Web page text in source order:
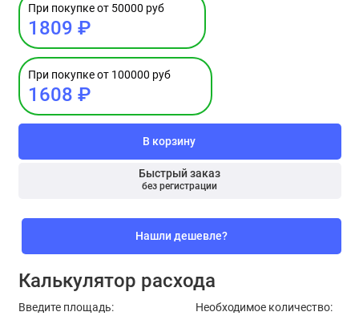
При покупке от 50000 руб
1809 ₽
При покупке от 100000 руб
1608 ₽
В корзину
Быстрый заказ
без регистрации
Нашли дешевле?
Калькулятор расхода
Введите площадь:
Необходимое количество: